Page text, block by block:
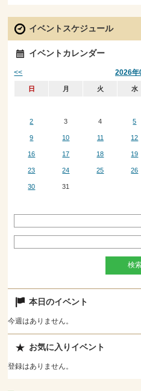
イベントスケジュール
イベントカレンダー
2026年
<<
日 月 火 水
2 3 4 5
9 10 11 12
16 17 18 19
23 24 25 26
30 31
本日のイベント
今週はありません。
お気に入りイベント
登録はありません。